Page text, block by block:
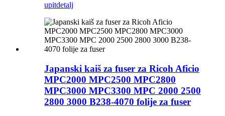
upitdetalj
Japanski kaiš za fuser za Ricoh Aficio
MPC2000 MPC2500 MPC2800
MPC3000 MPC3300 MPC 2000 2500
2800 3000 B238-4070 folije za fuser